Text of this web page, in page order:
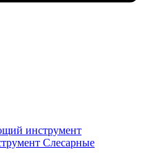
инструмент
Слесарные